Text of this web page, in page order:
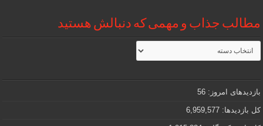
مطالب جذاب و مهمی که دنبالش هستید
مطالب
جذاب
و
که
دنبالش
هستید
بازدیدهای امروز:56
کل بازدیدها:6,959,577